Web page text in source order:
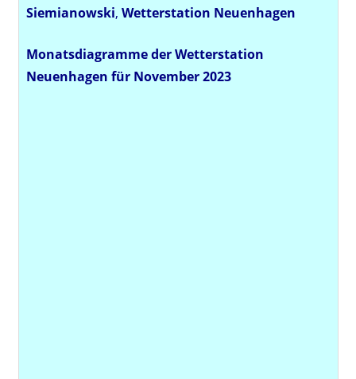
Siemianowski,Wetterstation Neuenhagen
Monatsdiagramme der Wetterstation
Neuenhagen für November 2023